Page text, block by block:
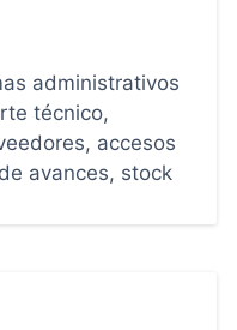
administrativos
técnico,
accesos
avances, stock